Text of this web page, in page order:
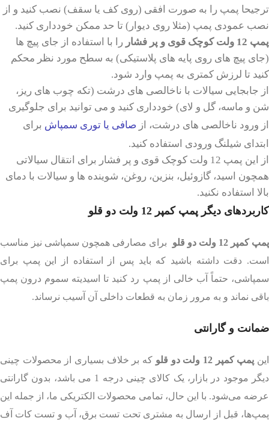
ترجیحا پمپ را به صورت افقی (روی کف یا سقف) نصب کنید و از
نصب عمودی پمپ (مثلا روی دیوار) تا حد ممکن خودداری کنید.
پمپ 12 ولت کوچک
قوی و پر فشار را با استفاده از جای پیچ ها
(جای پیچ های روی پایه های پلاستیکی) به سطح مورد نظر محکم
کنید تا لرزش کمتری به پمپ وارد شود.
از جابجایی سیالات با ناخالصی های درشت (تکه چوب های ریز،
شن و ماسه، گل و لای) خودداری کنید و می توانید برای جلوگیری
از ورود ناخالصی های درشت، از صافی یا توری سمپاش برای
ابتدای شیلنگ ورودی استفاده کنید.
از این پمپ 12 ولت کوچک قوی و پر فشار برای انتقال سیالاتی
همچون اسید، گازوئیل، بنزین، روغن، شوینده ها و سیالات با دمای
بالا استفاده نکنید.
کاربردهای دیگر پمپ کمپر 12 ولت دو قلو
پمپ کمپر 12 ولت دو قلو
برای مصارفی همچون سمپاشی نیز مناسب
است. دقت داشته باشید که باید پس از استفاده از این پمپ برای
سمپاشی، حتماً آب خالی از پمپ رد کنید تا اسیدیته سموم درون پمپ
باقی نماند و به مرور زمان به قطعات داخلی آن آسیب نرساند.
ضمانت و گارانتی
این پمپ کمپر 12 ولت دو قلو
که بر خلاف بسیاری از محصولات چینی
دیگر موجود در بازار، یک کالای چینی درجه 1 می باشد، بدون گارانتی
عرضه می‌شود. با این حال، تمامی محصولات الکتریکی ما، از جمله این
پمپ‌ها، قبل از ارسال به مشتری تحت تست برق، آب و تست کات آف